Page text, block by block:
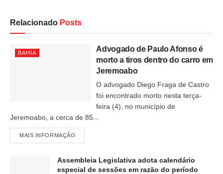
Relacionado Posts
BAHIA
Advogado de Paulo Afonso é
morto a tiros dentro do carro em
Jeremoabo
O advogado Diego Fraga de Castro
foi encontrado morto nesta terça-
feira (4), no município de
Jeremoabo, a cerca de 85...
MAIS INFORMAÇÃO
Assembleia Legislativa adota calendário
especial de sessões em razão do período